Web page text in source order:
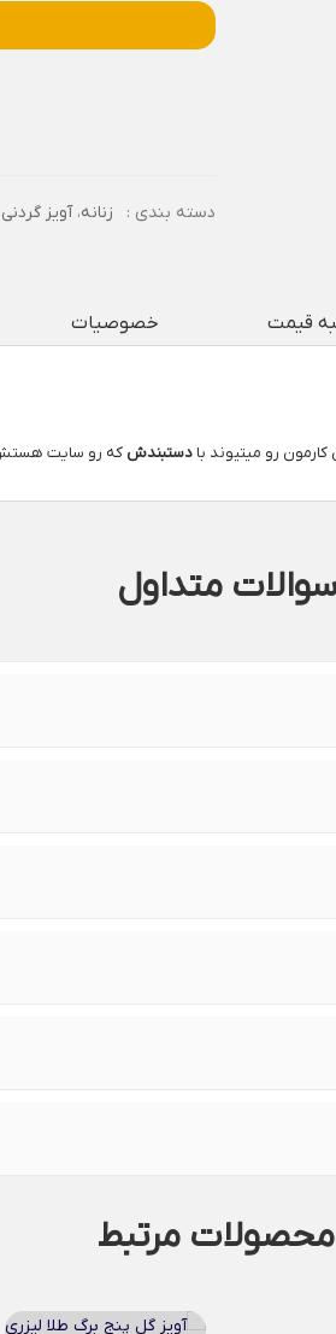
دسته بندی : زنانه،آویز گردنی
قیمت خصوصیات
رو میتیوند با دستبندش که رو سایت
متداول
محصولات مرتبط